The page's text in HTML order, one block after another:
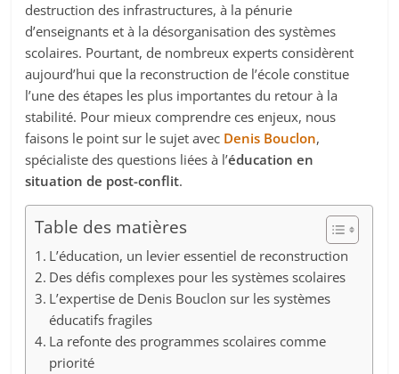
destruction des infrastructures, à la pénurie
d’enseignants et à la désorganisation des systèmes
scolaires. Pourtant, de nombreux experts considèrent
aujourd’hui que la reconstruction de l’école constitue
l’une des étapes les plus importantes du retour à la
stabilité. Pour mieux comprendre ces enjeux, nous
faisons le point sur le sujet avec Denis Bouclon,
spécialiste des questions liées à l’éducation en
situation de post-conflit.
Table des matières
L’éducation, un levier essentiel de reconstruction
Des défis complexes pour les systèmes scolaires
L’expertise de Denis Bouclon sur les systèmes
éducatifs fragiles
La refonte des programmes scolaires comme
priorité